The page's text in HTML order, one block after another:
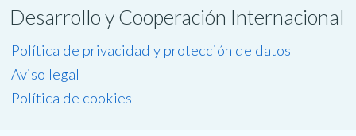
Desarrollo y Cooperación Internacional
Política de privacidad y protección de datos
Aviso legal
Política de cookies